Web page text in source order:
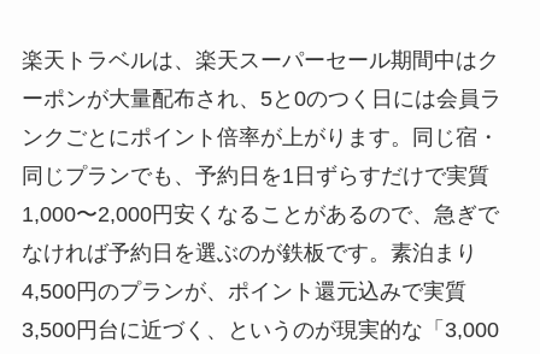
楽天トラベルは、楽天スーパーセール期間中はク
ーポンが大量配布され、5と0のつく日には会員ラ
ンクごとにポイント倍率が上がります。同じ宿・
同じプランでも、予約日を1日ずらすだけで実質
1,000〜2,000円安くなることがあるので、急ぎで
なければ予約日を選ぶのが鉄板です。素泊まり
4,500円のプランが、ポイント還元込みで実質
3,500円台に近づく、というのが現実的な「3,000